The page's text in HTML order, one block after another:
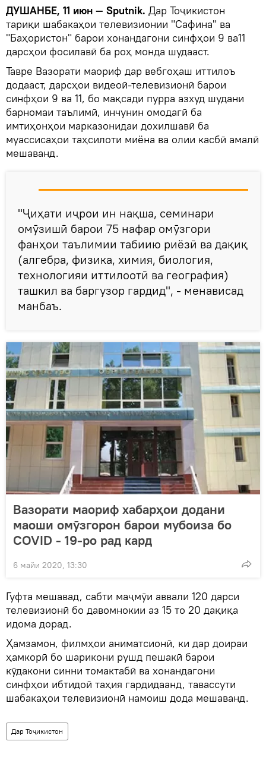
ДУШАНБЕ, 11 июн — Sputnik. Дар Тоҷикистон
тариқи шабакаҳои телевизионии "Сафина" ва
"Баҳористон" барои хонандагони синфҳои 9 ва11
дарсҳои фосилавӣ ба роҳ монда шудааст.
Тавре Вазорати маориф дар вебгоҳаш иттилоъ
додааст, дарсҳои видеоӣ-телевизионӣ барои
синфҳои 9 ва 11, бо мақсади пурра азхуд шудани
барномаи таълимӣ, инчунин омодагӣ ба
имтиҳонҳои марказонидаи дохилшавӣ ба
муассисаҳои таҳсилоти миёна ва олии касбӣ амалӣ
мешаванд.
"Ҷиҳати иҷрои ин нақша, семинари
омӯзишӣ барои 75 нафар омӯзгори
фанҳои таълимии табиию риёзӣ ва дақиқ
(алгебра, физика, химия, биология,
технологияи иттилоотӣ ва география)
ташкил ва баргузор гардид", - менависад
манбаъ.
Вазорати маориф хабарҳои додани
маоши омӯзгорон барои мубоиза бо
COVID - 19-ро рад кард
6 майи 2020, 13:30
Гуфта мешавад, сабти маҷмӯи аввали 120 дарси
телевизионӣ бо давомнокии аз 15 то 20 дақиқа
идома дорад.
Ҳамзамон, филмҳои аниматсионӣ, ки дар доираи
ҳамкорӣ бо шарикони рушд пешакӣ барои
кӯдакони синни томактабӣ ва хонандагони
синфҳои ибтидоӣ таҳия гардидаанд, тавассути
шабакаҳои телевизионӣ намоиш дода мешаванд.
Дар Тоҷикистон